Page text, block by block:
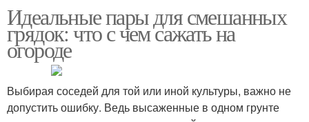
Идеальные пары для смешанных
грядок: что с чем сажать на
огороде
Выбирая соседей для той или иной культуры, важно не
допустить ошибку. Ведь высаженные в одном грунте